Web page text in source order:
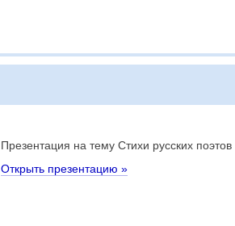
Презентация на тему Стихи русских поэтов
Открыть презентацию »